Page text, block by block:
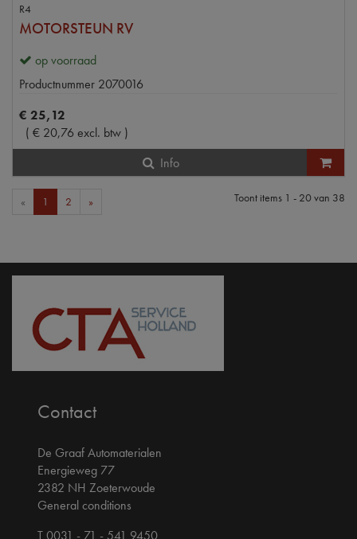
R4
MOTORSTEUN RV
op voorraad
Productnummer 2070016
€ 25,12
( € 20,76 excl. btw )
Info
Toont items 1 - 20van 38
« 1 2 »
Contact
De Graaf Automaterialen
Energieweg 77
2382 NH Zoeterwoude
General conditions
T 0031 - 71 - 541 9450